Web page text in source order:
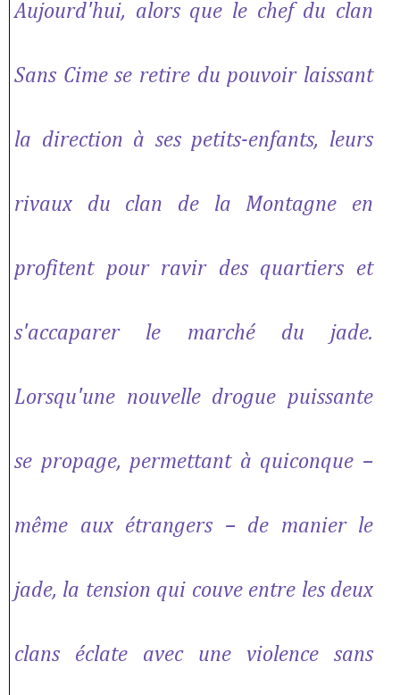
Aujourd'hui, alors que le chef du clan
Sans Cime se retire du pouvoir laissant
la direction à ses petits-enfants, leurs
rivaux du clan de la Montagne en
profitent pour ravir des quartiers et
s'accaparer le marché du jade.
Lorsqu'une nouvelle drogue puissante
se propage, permettant à quiconque –
même aux étrangers – de manier le
jade, la tension qui couve entre les deux
clans éclate avec une violence sans